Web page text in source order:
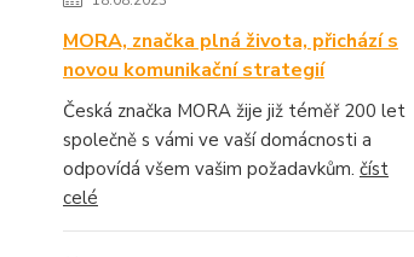
MORA, značka plná života, přichází s
novou komunikační strategií
Česká značka MORA žije již téměř 200 let
společně s vámi ve vaší domácnosti a
odpovídá všem vašim požadavkům. číst
celé